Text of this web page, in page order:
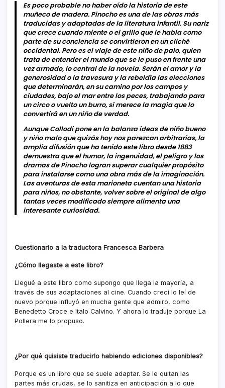
Es poco probable no haber oído la historia de este
muñeco de madera. Pinocho es una de las obras más
traducidas y adaptadas de la literatura infantil. Su nariz
que crece cuando miente o el grillo que le habla como
parte de su conciencia se convirtieron en un cliché
occidental. Pero es el viaje de este niño de palo, quien
trata de entender el mundo que se le puso en frente una
vez armado, lo central de la novela. Serán el amor y la
generosidad o la travesura y la rebeldía las elecciones
que determinarán, en su camino por los campos y
ciudades, bajo el mar entre los peces, trabajando para
un circo o vuelto un burro, si merece la magia que lo
convertirá en un niño de verdad.
Aunque Collodi pone en la balanza ideas de niño bueno
y niño malo que quizás hoy nos parezcan arbitrarias, la
amplia difusión que ha tenido este libro desde 1883
demuestra que el humor, la ingenuidad, el peligro y los
dramas de Pinocho logran superar cualquier propósito
para instalarse como una obra más de la imaginación.
Las aventuras de esta marioneta cuentan una historia
para niños, no obstante, volver sobre el original de algo
tantas veces modificado siempre alimenta una
interesante curiosidad.
Cuestionario a la traductora Francesca Barbera
¿Cómo llegaste a este libro?
Llegué a este libro como supongo que llega la mayoría, a
través de sus adaptaciones al cine. Cuando crecí lo leí de
nuevo porque influyó en mucha gente que admiro, como
Benedetto Croce e Italo Calvino. Y ahora lo traduje porque La
Pollera me lo propuso.
¿Por qué quisiste traducirlo habiendo ediciones disponibles?
Porque es un libro que se suele adaptar. Se le quitan las
partes más crudas, se lo sanitiza en anticipación a lo que